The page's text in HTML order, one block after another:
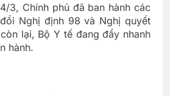
3, Chính phủ đã ban hành các
Nghị định 98 và Nghị quyết
lại, Bộ Y tế đang đẩy nhanh
hành.